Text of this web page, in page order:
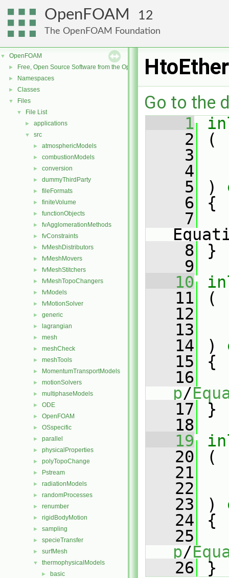
OpenFOAM 12
The OpenFOAM Foundation
▼ OpenFOAM
► Free, Open Source Software from the OpenFOAM Foundation
► Namespaces
► Classes
▼ Files
▼ File List
► applications
▼ src
► atmosphericModels
► combustionModels
► conversion
► dummyThirdParty
► fileFormats
► finiteVolume
► functionObjects
► fvAgglomerationMethods
► fvConstraints
► fvMeshDistributors
► fvMeshMovers
► fvMeshStitchers
► fvMeshTopoChangers
► fvModels
► fvMotionSolver
► generic
► lagrangian
► mesh
► meshCheck
► meshTools
► MomentumTransportModels
► motionSolvers
► multiphaseModels
► ODE
► OpenFOAM
► OSspecific
► parallel
► physicalProperties
► polyTopoChange
► Pstream
► radiationModels
► randomProcesses
► renumber
► rigidBodyMotion
► sampling
► specieTransfer
► surfMesh
▼ thermophysicalModels
► basic
Go to the
    1
    2
(
    3
    4
    5
)
    6
{
    7
    8
}
    9
   10
   11
(
   12
   13
   14
)
   15
{
   16
p/
   17
}
   18
   19
   20
(
   21
   22
   23
)
   24
{
   25
p/
   26
}